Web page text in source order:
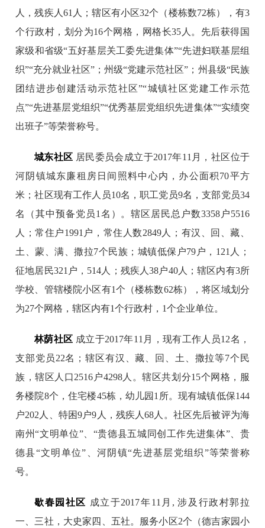
人，残疾人61人；辖区有小区32个（楼栋数72栋），有3
个行政村，划分为16个网格，网格长35人。先后获得国
家级和省级“五好基层关工委先进集体”“先进妇联基层组
织”“充分就业社区”；州级“党建示范社区”；州县级“民族
团结进步创建活动示范社区”“城镇社区党建工作示范
点”“先进基层党组织”“优秀基层党组织先进集体”“实绩突
出班子”等荣誉称号。
城东社区 居民委员会成立于2017年11月，社区位于
河阴镇城东廉租房日间照料中心内，办公面积70平方
米；社区现有工作人员10名，职工党员9名，支部党员34
名（其中预备党员1名）。辖区居民总户数3358户5516
人；常住户1991户，常住人数2849人；有汉、回、藏、
土、蒙、满、撒拉7个民族；城镇低保户79户，121人；
征地居民321户，514人；残疾人38户40人；辖区内有3所
学校、管辖楼院小区有1个（楼栋数62栋），将区域划分
为27个网格，辖区内有1个行政村，1个企业单位。
林荫社区 成立于2017年11月，现有工作人员12名，
支部党员22名；辖区有汉、藏、回、土、撒拉等7个民
族，辖区人口2516户4298人。辖区共划分15个网格，服
务楼院8个，住宅楼45栋，幼儿园1所。现有城镇低保144
户202人、特困9户9人，残疾人68人。社区先后被评为海
南州“文明单位”、“贵德县五城同创工作先进集体”、贵
德县“文明单位”、河阴镇“先进基层党组织”等荣誉称
号。
歇春园社区 成立于2017年11月, 涉及行政村郭拉
一、三社，大史家四、五社。服务小区2个（德吉家园小